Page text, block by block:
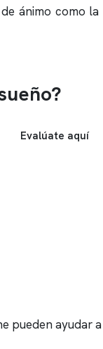
ánimo como la
Evalúate aquí
pueden ayudar